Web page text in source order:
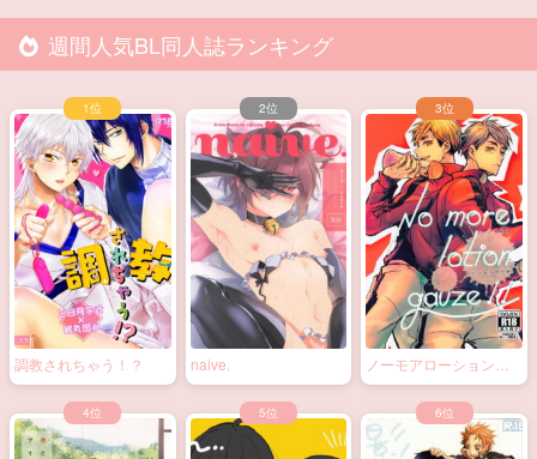
週間人気BL同人誌ランキング
調教されちゃう！？ naive.
ノーモアローションガ
ーゼ!!